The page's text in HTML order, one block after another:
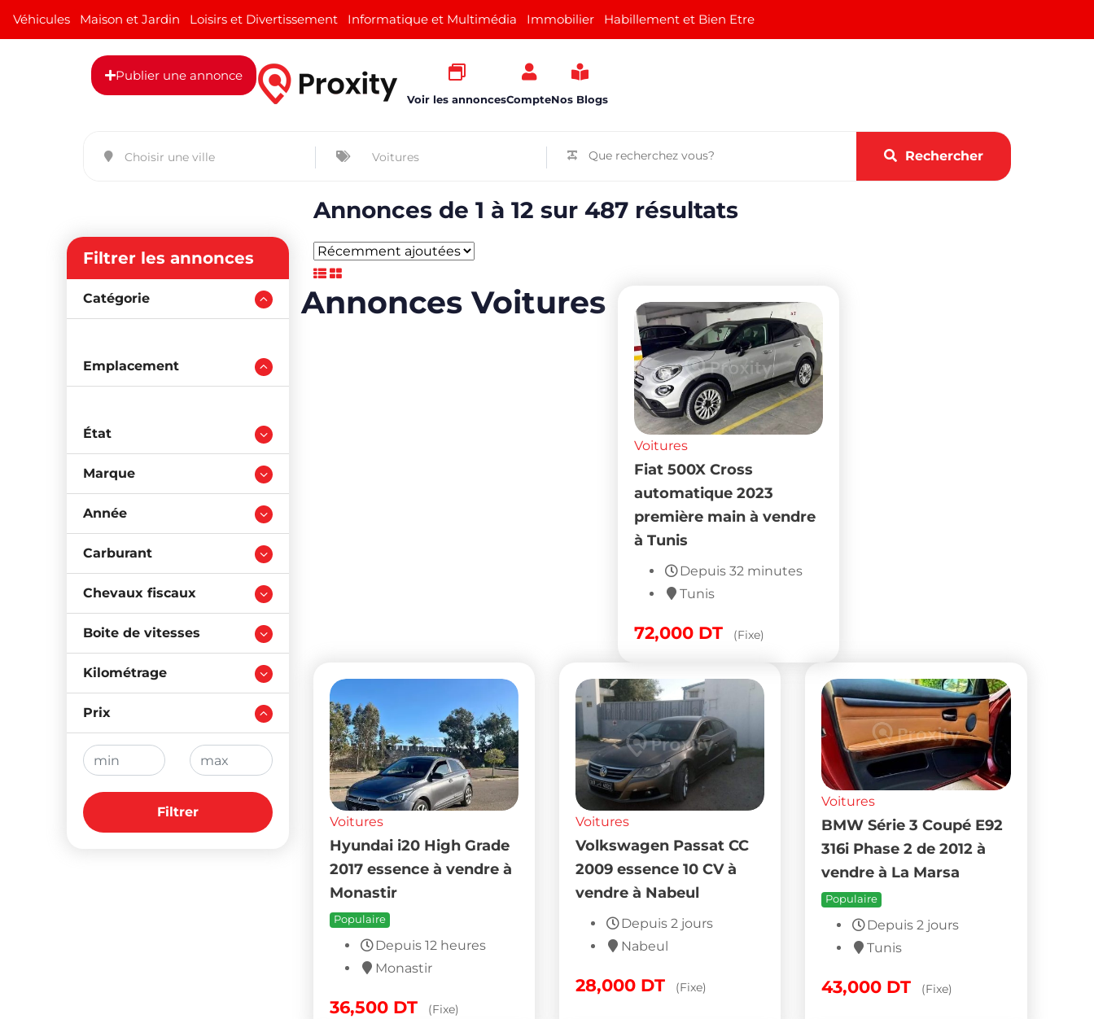
Véhicules Maison et Jardin Loisirs et Divertissement Informatique et Multimédia Immobilier Habillement et Bien Etre
Publier une annonce
Voir les annoncesCompteNos Blogs
Rechercher
Filtrer les annonces
Catégorie
Emplacement
État
Marque
Année
Carburant
Chevaux fiscaux
Boite de vitesses
Kilométrage
Prix
Filtrer
Annonces de 1 à 12 sur 487 résultats
Annonces Voitures
Voitures
Fiat 500X Cross
automatique 2023
première main à vendre
à Tunis
Depuis 32 minutes
Tunis
72,000 DT (Fixe)
Voitures
Hyundai i20 High Grade
2017 essence à vendre à
Monastir
Populaire
Depuis 12 heures
Monastir
36,500 DT (Fixe)
Voitures
Volkswagen Passat CC
2009 essence 10 CV à
vendre à Nabeul
Depuis 2 jours
Nabeul
28,000 DT (Fixe)
Voitures
BMW Série 3 Coupé E92
316i Phase 2 de 2012 à
vendre à La Marsa
Populaire
Depuis 2 jours
Tunis
43,000 DT (Fixe)